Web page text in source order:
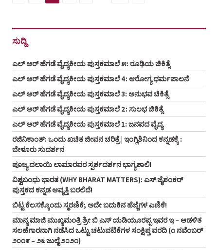
ಸುದ್ದಿ
ಎಲ್ ಆರ್ ಹೆಗಡೆ ವೈದ್ಯಕೀಯ ಪುಸ್ತಕಮಾಲೆ ೫: ರೂಢಿಯ ಚಿಕಿತ್ಸೆ
ಎಲ್ ಆರ್ ಹೆಗಡೆ ವೈದ್ಯಕೀಯ ಪುಸ್ತಕಮಾಲೆ 4: ಆರೋಗ್ಯ ಧರ್ಮಪಾಲನೆ
ಎಲ್ ಆರ್ ಹೆಗಡೆ ವೈದ್ಯಕೀಯ ಪುಸ್ತಕಮಾಲೆ 3: ಅನುಭವ ಚಿಕಿತ್ಸೆ
ಎಲ್ ಆರ್ ಹೆಗಡೆ ವೈದ್ಯಕೀಯ ಪುಸ್ತಕಮಾಲೆ 2: ಸುಲಭ ಚಿಕಿತ್ಸೆ
ಎಲ್ ಆರ್ ಹೆಗಡೆ ವೈದ್ಯಕೀಯ ಪುಸ್ತಕಮಾಲೆ 1: ಜನಪದ ವೈದ್ಯ
ರಜಿನಿಕಾಂತ್: ಒಂದು ಖಚಿತ ಜೀವನ ಚರಿತ್ರೆ | ಇಂಗ್ಲಿಶಿನಿಂದ ಕನ್ನಡಕ್ಕೆ :
ಬೇಳೂರು ಸುದರ್ಶನ
ಪೂಜ್ಯ ದಲಾಯಿ ಲಾಮಾರವರ ಸ್ಪರ್ಶದರ್ಶನ ಭಾಗ್ಯಶಾಲಿ!
ವಿಶ್ವಬಂಧು ಭಾರತ (WHY BHARAT MATTERS): ಎಸ್ ಜೈಶಂಕರ್
ಪುಸ್ತಕದ ಕನ್ನಡ ಆವೃತ್ತಿ ಬರಲಿದೆ!
ಬಿಟ್ಟ ಕೆಲಸಕ್ಕೊಂದು ಸ್ಮರಣಿಕೆ; ಅದೇ ಬದುಕಿನ ಹೆಜ್ಜೆಗಳ ಎಣಿಕೆ!
ಮಾನ್ಯ ಮಾಜಿ ಮುಖ್ಯಮಂತ್ರಿ ಶ್ರೀ ಬಿ ಎಸ್‌ ಯಡಿಯೂರಪ್ಪ ಇವರ ಇ – ಆಡಳಿತ
ಸಲಹೆಗಾರನಾಗಿ ನಡೆಸಿದ ಒಟ್ಟು ಚಟುವಟಿಕೆಗಳ ಸಂಕ್ಷಿಪ್ತ ವರದಿ (೧ ನವೆಂಬರ್‌
೨೦೧೯ – ೨೬ ಜುಲೈ ೨೦೨೧)